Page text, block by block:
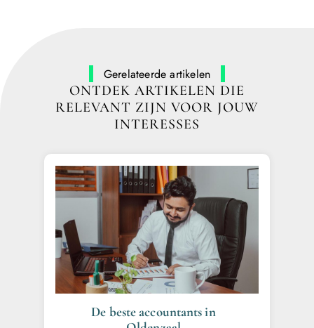
Gerelateerde artikelen
ONTDEK ARTIKELEN DIE
RELEVANT ZIJN VOOR JOUW
INTERESSES
De beste accountants in